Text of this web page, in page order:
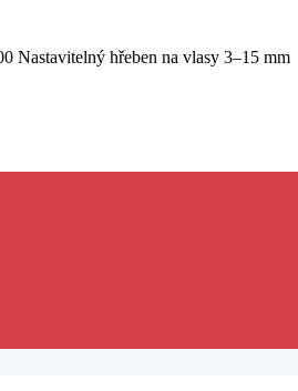
Nastavitelný hřeben na vlasy 3–15 mm